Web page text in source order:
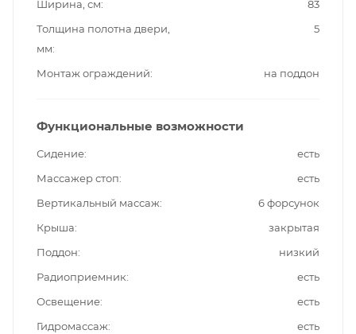
Ширина, см
83
Толщина полотна двери,
мм
5
Монтаж ограждений на поддон
Функциональные возможности
Сидение
есть
Массажер стоп
есть
Вертикальный массаж
6 форсунок
Крыша
закрытая
Поддон
низкий
Радиоприемник
есть
Освещение
есть
Гидромассаж
есть